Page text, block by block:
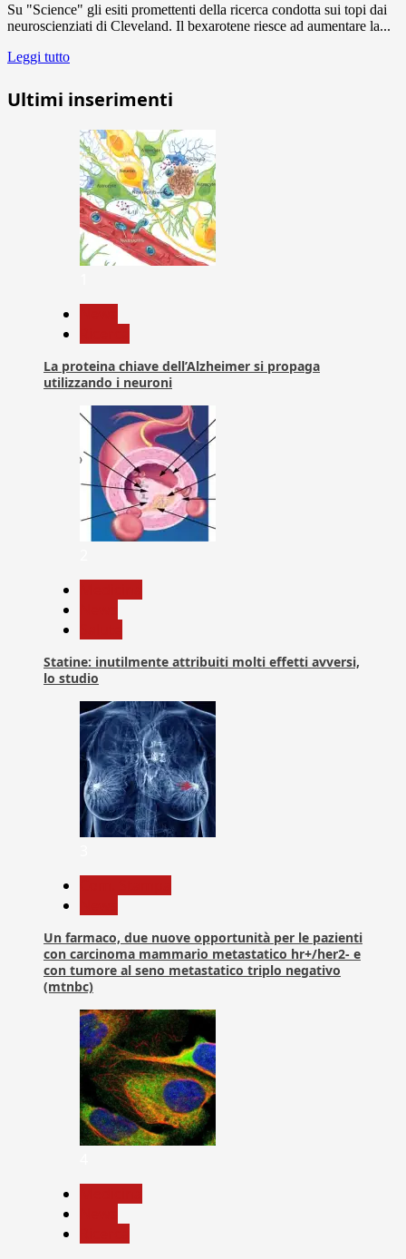
Su "Science" gli esiti promettenti della ricerca condotta sui topi dai
neuroscienziati di Cleveland. Il bexarotene riesce ad aumentare la...
Leggi tutto
Ultimi inserimenti
La proteina chiave dell’Alzheimer si propaga
utilizzando i neuroni
Statine: inutilmente attribuiti molti effetti avversi,
lo studio
Un farmaco, due nuove opportunità per le pazienti
con carcinoma mammario metastatico hr+/her2- e
con tumore al seno metastatico triplo negativo
(mtnbc)